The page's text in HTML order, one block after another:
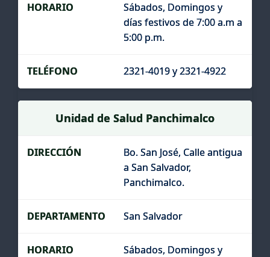
Sábados, Domingos y
días festivos de 7:00 a.m a
5:00 p.m.
2321-4019 y 2321-4922
Unidad de Salud Panchimalco
Bo. San José, Calle antigua
a San Salvador,
Panchimalco.
San Salvador
Sábados, Domingos y